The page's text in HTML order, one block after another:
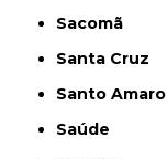
Sacomã
Santa Cruz
Santo Amaro
Saúde